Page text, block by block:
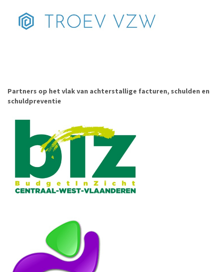
Partners op het vlak van achterstallige facturen, schulden en
schuldpreventie